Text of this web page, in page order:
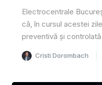
Electrocentrale
că, în cursul acestei
preventivă și controlată
Cristi Dorombach